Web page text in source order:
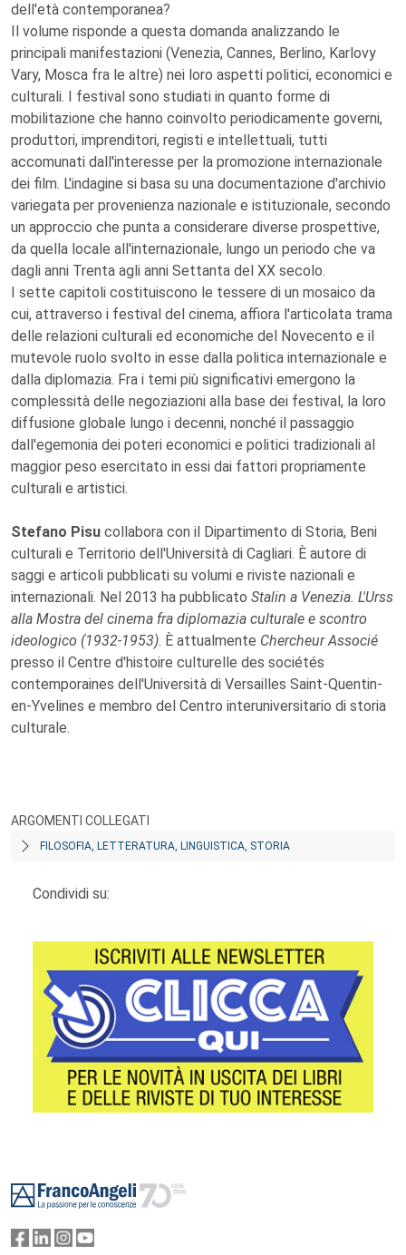
dell'età contemporanea?
Il volume risponde a questa domanda analizzando le
principali manifestazioni (Venezia, Cannes, Berlino, Karlovy
Vary, Mosca fra le altre) nei loro aspetti politici, economici e
culturali. I festival sono studiati in quanto forme di
mobilitazione che hanno coinvolto periodicamente governi,
produttori, imprenditori, registi e intellettuali, tutti
accomunati dall'interesse per la promozione internazionale
dei film. L'indagine si basa su una documentazione d'archivio
variegata per provenienza nazionale e istituzionale, secondo
un approccio che punta a considerare diverse prospettive,
da quella locale all'internazionale, lungo un periodo che va
dagli anni Trenta agli anni Settanta del XX secolo.
I sette capitoli costituiscono le tessere di un mosaico da
cui, attraverso i festival del cinema, affiora l'articolata trama
delle relazioni culturali ed economiche del Novecento e il
mutevole ruolo svolto in esse dalla politica internazionale e
dalla diplomazia. Fra i temi più significativi emergono la
complessità delle negoziazioni alla base dei festival, la loro
diffusione globale lungo i decenni, nonché il passaggio
dall'egemonia dei poteri economici e politici tradizionali al
maggior peso esercitato in essi dai fattori propriamente
culturali e artistici.
Stefano Pisu collabora con il Dipartimento di Storia, Beni
culturali e Territorio dell'Università di Cagliari. È autore di
saggi e articoli pubblicati su volumi e riviste nazionali e
internazionali. Nel 2013 ha pubblicato Stalin a Venezia. L'Urss
alla Mostra del cinema fra diplomazia culturale e scontro
ideologico (1932-1953). È attualmente Chercheur Associé
presso il Centre d'histoire culturelle des sociétés
contemporaines dell'Università di Versailles Saint-Quentin-
en-Yvelines e membro del Centro interuniversitario di storia
culturale.
ARGOMENTI COLLEGATI
FILOSOFIA, LETTERATURA, LINGUISTICA, STORIA
Condividi su: